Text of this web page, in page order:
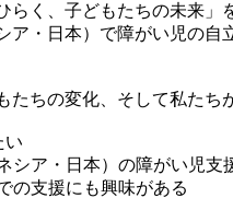
らく、子どもたちの未来
ア・日本）で障がい児の
たちの変化、そして私た
い
シア・日本）の障がい児支
の支援にも興味がある